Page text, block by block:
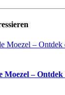
Moezel –